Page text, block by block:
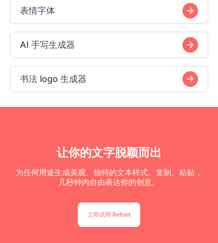
表情字体
AI 手写生成器
书法 logo 生成器
让你的文字脱颖而出
为任何用途生成美观、独特的文本样式。复制、粘贴，
几秒钟内自由表达你的创意。
立即试用 Refont